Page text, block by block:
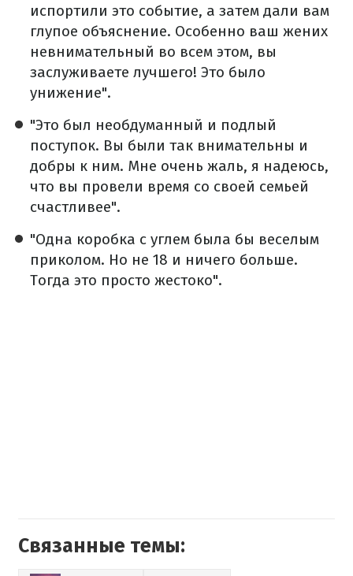
испортили это событие, а затем дали вам
глупое объяснение. Особенно ваш жених
невнимательный во всем этом, вы
заслуживаете лучшего! Это было
унижение".
"Это был необдуманный и подлый
поступок. Вы были так внимательны и
добры к ним. Мне очень жаль, я надеюсь,
что вы провели время со своей семьей
счастливее".
"Одна коробка с углем была бы веселым
приколом. Но не 18 и ничего больше.
Тогда это просто жестоко".
Связанные темы: